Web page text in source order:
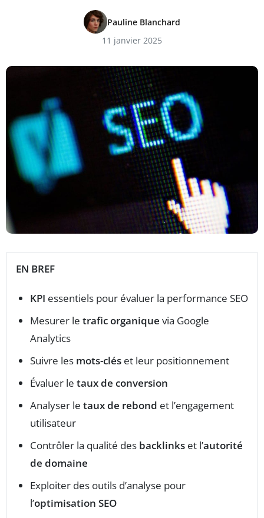
Pauline Blanchard
11 janvier 2025
EN BREF
KPI essentiels pour évaluer la performance SEO
Mesurer le trafic organique via Google
Analytics
Suivre les mots-clés et leur positionnement
Évaluer le taux de conversion
Analyser le taux de rebond et l’engagement
utilisateur
Contrôler la qualité des backlinks et l’autorité
de domaine
Exploiter des outils d’analyse pour
l’optimisation SEO